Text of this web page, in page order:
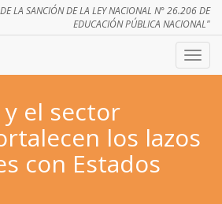
LA SANCIÓN DE LA LEY NACIONAL N° 26.206 DE
EDUCACIÓN PÚBLICA NACIONAL"
Ver
menú
y el sector
los lazos
con Estados